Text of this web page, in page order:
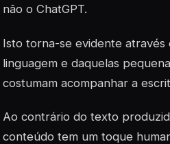
não o ChatGPT.
Isto torna-se evidente através
linguagem e daquelas
costumam acompanhar a
Ao contrário do texto
conteúdo tem um toque